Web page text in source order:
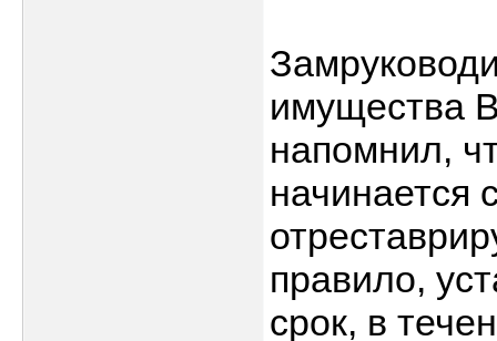
имущества
напомнил,
начинается
правило,
срок, в